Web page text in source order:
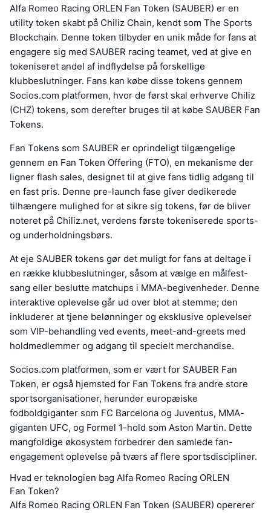
Alfa Romeo Racing ORLEN Fan Token (SAUBER) er en
utility token skabt på Chiliz Chain, kendt som The Sports
Blockchain. Denne token tilbyder en unik måde for fans at
engagere sig med SAUBER racing teamet, ved at give en
tokeniseret andel af indflydelse på forskellige
klubbeslutninger. Fans kan købe disse tokens gennem
Socios.com platformen, hvor de først skal erhverve Chiliz
(CHZ) tokens, som derefter bruges til at købe SAUBER Fan
Tokens.
Fan Tokens som SAUBER er oprindeligt tilgængelige
gennem en Fan Token Offering (FTO), en mekanisme der
ligner flash sales, designet til at give fans tidlig adgang til
en fast pris. Denne pre-launch fase giver dedikerede
tilhængere mulighed for at sikre sig tokens, før de bliver
noteret på Chiliz.net, verdens første tokeniserede sports-
og underholdningsbørs.
At eje SAUBER tokens gør det muligt for fans at deltage i
en række klubbeslutninger, såsom at vælge en målfest-
sang eller beslutte matchups i MMA-begivenheder. Denne
interaktive oplevelse går ud over blot at stemme; den
inkluderer at tjene belønninger og eksklusive oplevelser
som VIP-behandling ved events, meet-and-greets med
holdmedlemmer og adgang til specielt merchandise.
Socios.com platformen, som er vært for SAUBER Fan
Token, er også hjemsted for Fan Tokens fra andre store
sportsorganisationer, herunder europæiske
fodboldgiganter som FC Barcelona og Juventus, MMA-
giganten UFC, og Formel 1-hold som Aston Martin. Dette
mangfoldige økosystem forbedrer den samlede fan-
engagement oplevelse på tværs af flere sportsdiscipliner.
Hvad er teknologien bag Alfa Romeo Racing ORLEN
Fan Token?
Alfa Romeo Racing ORLEN Fan Token (SAUBER) opererer